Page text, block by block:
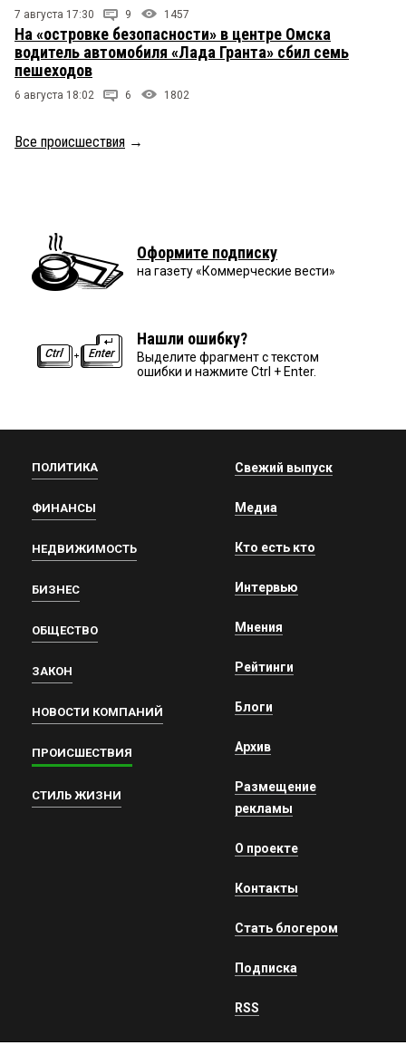
7 августа 17:30 9 1457
На «островке безопасности» в центре Омска
водитель автомобиля «Лада Гранта» сбил семь
пешеходов
6 августа 18:02 6 1802
Все происшествия →
Оформите подписку
на газету «Коммерческие вести»
Нашли ошибку?
Выделите фрагмент с текстом
ошибки и нажмите Ctrl + Enter.
ПОЛИТИКА
ФИНАНСЫ
НЕДВИЖИМОСТЬ
БИЗНЕС
ОБЩЕСТВО
ЗАКОН
НОВОСТИ КОМПАНИЙ
ПРОИСШЕСТВИЯ
СТИЛЬ ЖИЗНИ
Свежий выпуск
Медиа
Кто есть кто
Интервью
Мнения
Рейтинги
Блоги
Архив
Размещение
рекламы
О проекте
Контакты
Стать блогером
Подписка
RSS